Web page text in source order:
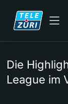
Die
League im